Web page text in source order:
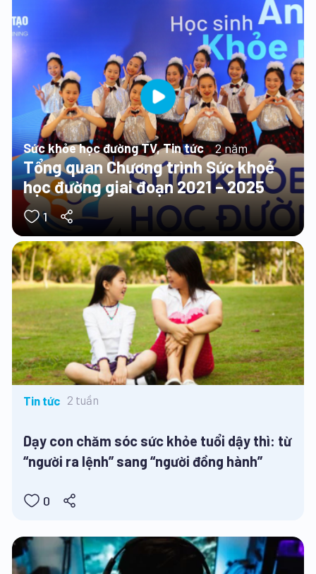
Sức khỏe học đường TV, Tin tức 2 năm
Tổng quan Chương trình Sức khoẻ
học đường giai đoạn 2021 – 2025
1
Tin tức 2 tuần
Dạy con chăm sóc sức khỏe tuổi dậy thì: từ
“người ra lệnh” sang “người đồng hành”
0